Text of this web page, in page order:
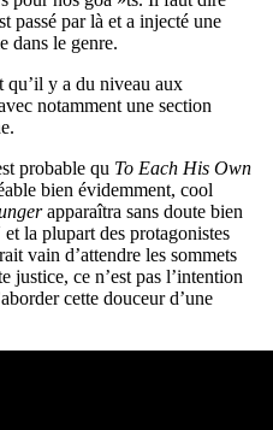
passé par là et a injecté une
dans le genre.
qu’il y a du niveau aux
notamment une section
probable qu To Each His Own
bien évidemment, cool
apparaîtra sans doute bien
la plupart des protagonistes
vain d’attendre les sommets
justice, ce n’est pas l’intention
cette douceur d’une